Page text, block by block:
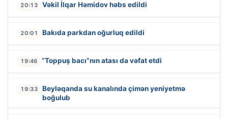
20:13 Vəkil İlqar Həmidov həbs edildi
20:01 Bakıda parkdan oğurluq edildi
19:46 “Toppuş bacı”nın atası da vəfat etdi
19:33
Beyləqanda su kanalında çimən yeniyetmə
boğulub